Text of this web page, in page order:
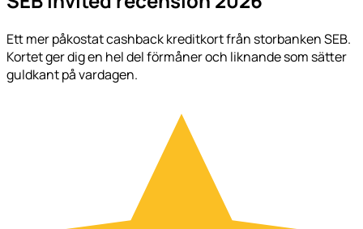
Ett mer påkostat cashback kreditkort från storbanken SEB.
Kortet ger dig en hel del förmåner och liknande som sätter
guldkant på vardagen.